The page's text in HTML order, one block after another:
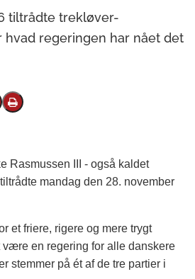
tiltrådte trekløver-
hvad regeringen har nået det
email
Print
Rasmussen III - også kaldet
mandag den 28. november
et friere, rigere og mere trygt
være en regering for alle danskere
stemmer på ét af de tre partier i